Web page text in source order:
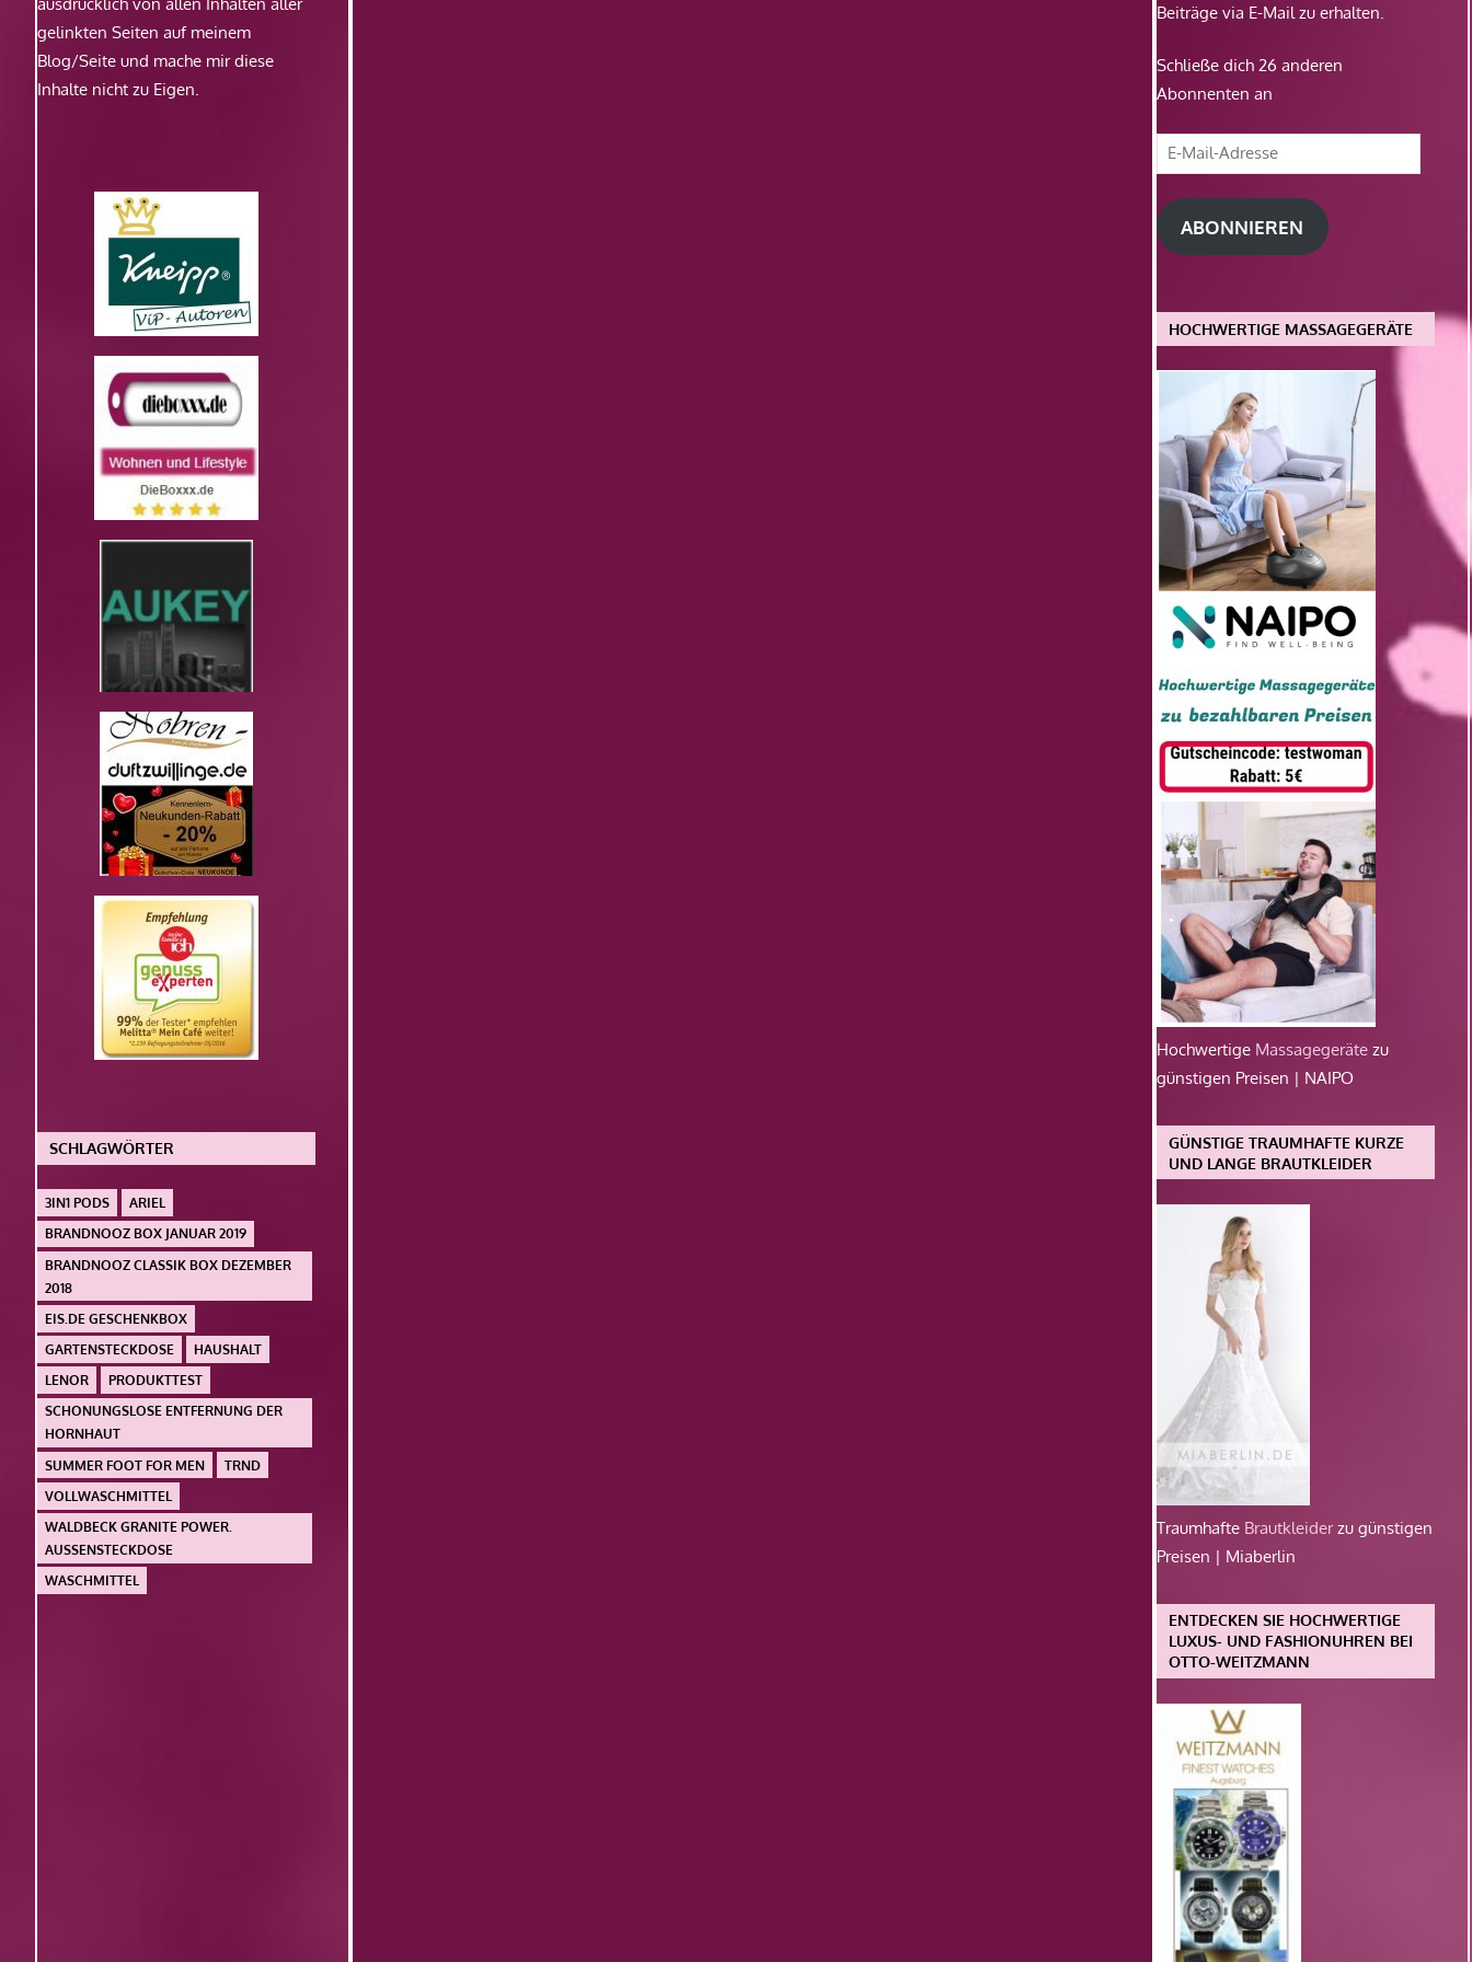
gelinkten Seiten auf meinem
Blog/Seite und mache mir diese
Inhalte nicht zu Eigen.
SCHLAGWÖRTER
3IN1 PODS
ARIEL
BRANDNOOZ BOX JANUAR 2019
BRANDNOOZ CLASSIK BOX DEZEMBER
2018
EIS.DE GESCHENKBOX
GARTENSTECKDOSE
HAUSHALT
LENOR
PRODUKTTEST
SCHONUNGSLOSE ENTFERNUNG DER
HORNHAUT
SUMMER FOOT FOR MEN
TRND
VOLLWASCHMITTEL
WALDBECK GRANITE POWER.
AUSSENSTECKDOSE
WASCHMITTEL
Beiträge via E-Mail zu erhalten.
Schließe dich 26 anderen
Abonnenten an
E-
Mail-
Adresse
ABONNIEREN
HOCHWERTIGE MASSAGEGERÄTE
Hochwertige Massagegeräte zu
günstigen Preisen | NAIPO
GÜNSTIGE TRAUMHAFTE KURZE
UND LANGE BRAUTKLEIDER
Traumhafte Brautkleiderzu günstigen
Preisen | Miaberlin
ENTDECKEN SIE HOCHWERTIGE
LUXUS- UND FASHIONUHREN BEI
OTTO-WEITZMANN